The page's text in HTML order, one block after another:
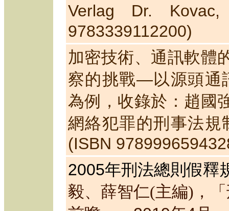
Verlag Dr. Kovac,
9783339112200)
加密技術、通訊軟體
察的挑戰—以源頭通
為例，收錄於：趙國
網絡犯罪的刑事法規
(ISBN
2005年刑法總則假釋
毅、薛智仁(主編) ，「